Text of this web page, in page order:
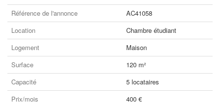
Référence de l'annonce
AC41058
Location
Chambre étudiant
Logement
Maison
Surface
120 m²
Capacité
5 locataires
Prix/mois
400 €